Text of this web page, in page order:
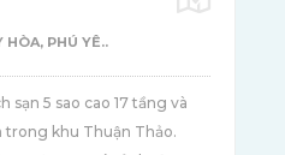
HÒA, PHÚ YÊ..
sạn 5 sao cao 17 tầng và
trong khu Thuận Thảo.